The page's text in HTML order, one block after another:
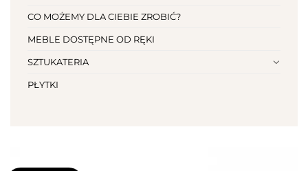
CO MOŻEMY DLA CIEBIE ZROBIĆ?
MEBLE DOSTĘPNE OD RĘKI
SZTUKATERIA
PŁYTKI